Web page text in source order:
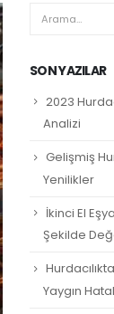
SON YAZILAR
2023
Analizi
Gelişmiş
Yenilikler
İkinci El
Şekilde
Yaygın